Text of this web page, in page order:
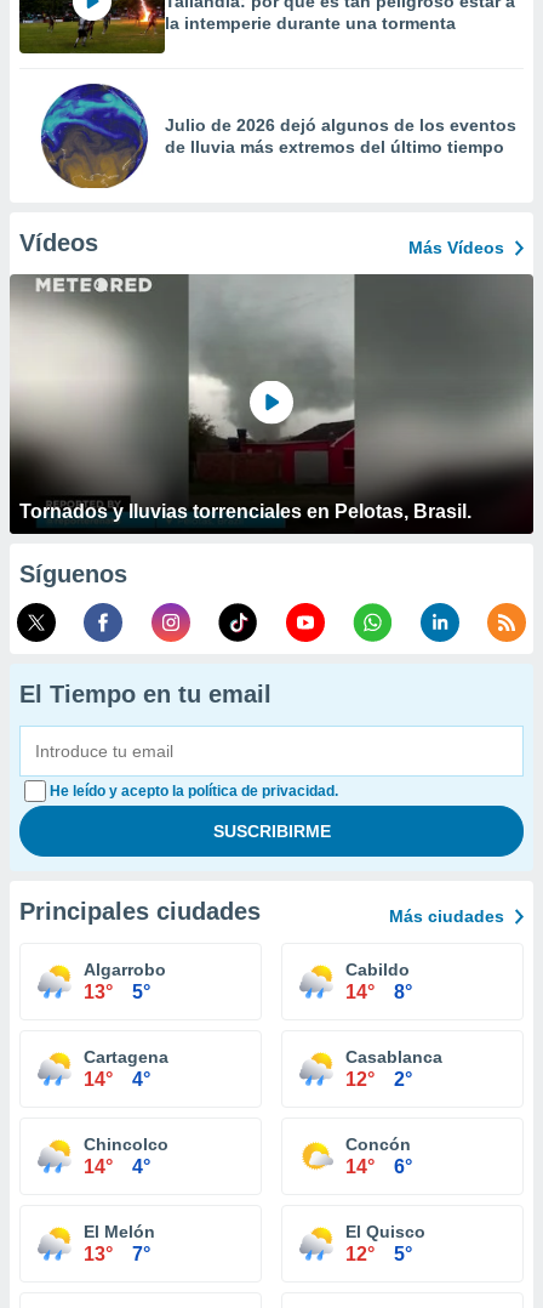
la intemperie durante una tormenta
Julio de 2026 dejó algunos de los eventos
de lluvia más extremos del último tiempo
Vídeos Más Vídeos
Tornados y lluvias torrenciales en Pelotas, Brasil.
Síguenos
El Tiempo en tu email
He leído y acepto la política de privacidad.
Principales ciudades Más ciudades
Algarrobo
13° 5°
Cabildo
14° 8°
Cartagena
14° 4°
Casablanca
12° 2°
Chincolco
14° 4°
Concón
14° 6°
El Melón
13° 7°
El Quisco
12° 5°